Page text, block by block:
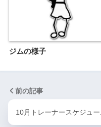
ジムの様子
前の記事
10月トレーナースケジュ